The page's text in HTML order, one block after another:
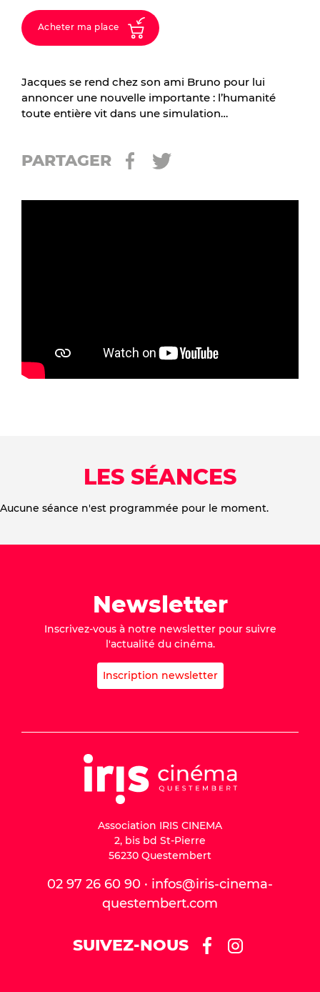
Acheter ma place
Jacques se rend chez son ami Bruno pour lui
annoncer une nouvelle importante : l’humanité
toute entière vit dans une simulation…
PARTAGER
LES SÉANCES
Aucune séance n'est programmée pour le moment.
Newsletter
Inscrivez-vous à notre newsletter pour suivre
l'actualité du cinéma.
Inscription newsletter
Association IRIS CINEMA
2, bis bd St-Pierre
56230 Questembert
02 97 26 60 90 · infos@iris-cinema-
questembert.com
SUIVEZ-NOUS